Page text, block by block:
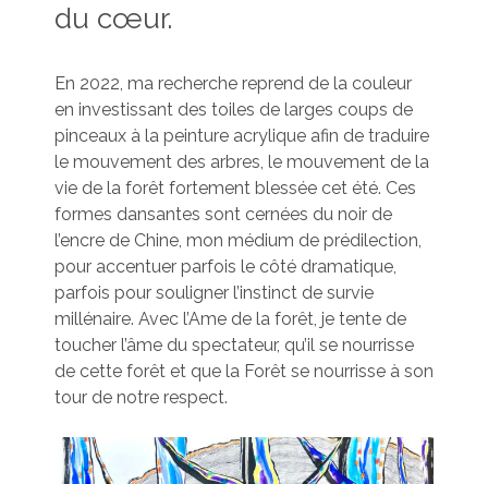
du cœur.
En 2022, ma recherche reprend de la couleur
en investissant des toiles de larges coups de
pinceaux à la peinture acrylique afin de traduire
le mouvement des arbres, le mouvement de la
vie de la forêt fortement blessée cet été. Ces
formes dansantes sont cernées du noir de
l’encre de Chine, mon médium de prédilection,
pour accentuer parfois le côté dramatique,
parfois pour souligner l’instinct de survie
millénaire. Avec l’Ame de la forêt, je tente de
toucher l’âme du spectateur, qu’il se nourrisse
de cette forêt et que la Forêt se nourrisse à son
tour de notre respect.